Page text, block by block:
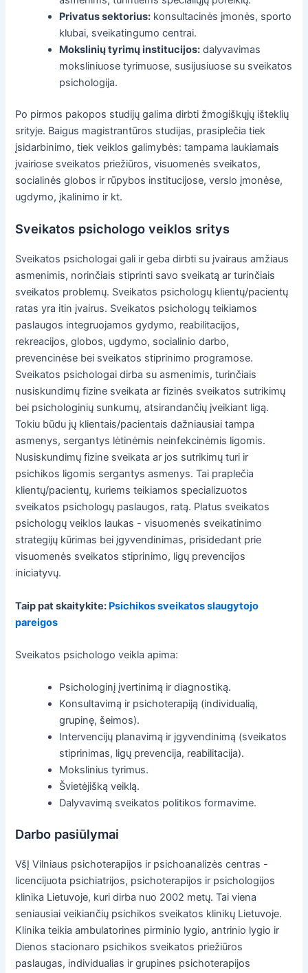
Privatus sektorius: konsultacinės įmonės, sporto
klubai, sveikatingumo centrai.
Mokslinių tyrimų institucijos: dalyvavimas
moksliniuose tyrimuose, susijusiuose su sveikatos
psichologija.
Po pirmos pakopos studijų galima dirbti žmogiškųjų išteklių
srityje. Baigus magistrantūros studijas, prasiplečia tiek
įsidarbinimo, tiek veiklos galimybės: tampama laukiamais
įvairiose sveikatos priežiūros, visuomenės sveikatos,
socialinės globos ir rūpybos institucijose, verslo įmonėse,
ugdymo, įkalinimo ir kt.
Sveikatos psichologo veiklos sritys
Sveikatos psichologai gali ir geba dirbti su įvairaus amžiaus
asmenimis, norinčiais stiprinti savo sveikatą ar turinčiais
sveikatos problemų. Sveikatos psichologų klientų/pacientų
ratas yra itin įvairus. Sveikatos psichologų teikiamos
paslaugos integruojamos gydymo, reabilitacijos,
rekreacijos, globos, ugdymo, socialinio darbo,
prevencinėse bei sveikatos stiprinimo programose.
Sveikatos psichologai dirba su asmenimis, turinčiais
nusiskundimų fizine sveikata ar fizinės sveikatos sutrikimų
bei psichologinių sunkumų, atsirandančių įveikiant ligą.
Tokiu būdu jų klientais/pacientais dažniausiai tampa
asmenys, sergantys lėtinėmis neinfekcinėmis ligomis.
Nusiskundimų fizine sveikata ar jos sutrikimų turi ir
psichikos ligomis sergantys asmenys. Tai praplečia
klientų/pacientų, kuriems teikiamos specializuotos
sveikatos psichologų paslaugos, ratą. Platus sveikatos
psichologų veiklos laukas - visuomenės sveikatinimo
strategijų kūrimas bei įgyvendinimas, prisidedant prie
visuomenės sveikatos stiprinimo, ligų prevencijos
iniciatyvų.
Taip pat skaitykite: Psichikos sveikatos slaugytojo
pareigos
Sveikatos psichologo veikla apima:
Psichologinį įvertinimą ir diagnostiką.
Konsultavimą ir psichoterapiją (individualią,
grupinę, šeimos).
Intervencijų planavimą ir įgyvendinimą (sveikatos
stiprinimas, ligų prevencija, reabilitacija).
Mokslinius tyrimus.
Švietėjišką veiklą.
Dalyvavimą sveikatos politikos formavime.
Darbo pasiūlymai
VšĮ Vilniaus psichoterapijos ir psichoanalizės centras -
licencijuota psichiatrijos, psichoterapijos ir psichologijos
klinika Lietuvoje, kuri dirba nuo 2002 metų. Tai viena
seniausiai veikiančių psichikos sveikatos klinikų Lietuvoje.
Klinika teikia ambulatorines pirminio lygio, antrinio lygio ir
Dienos stacionaro psichikos sveikatos priežiūros
paslaugas, individualias ir grupines psichoterapijos